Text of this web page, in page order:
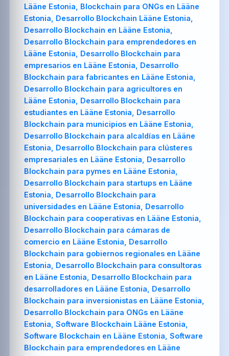
Lääne Estonia, Blockchain para ONGs en Lääne
Estonia, Desarrollo Blockchain Lääne Estonia,
Desarrollo Blockchain en Lääne Estonia,
Desarrollo Blockchain para emprendedores en
Lääne Estonia, Desarrollo Blockchain para
empresarios en Lääne Estonia, Desarrollo
Blockchain para fabricantes en Lääne Estonia,
Desarrollo Blockchain para agricultores en
Lääne Estonia, Desarrollo Blockchain para
estudiantes en Lääne Estonia, Desarrollo
Blockchain para municipios en Lääne Estonia,
Desarrollo Blockchain para alcaldías en Lääne
Estonia, Desarrollo Blockchain para clústeres
empresariales en Lääne Estonia, Desarrollo
Blockchain para pymes en Lääne Estonia,
Desarrollo Blockchain para startups en Lääne
Estonia, Desarrollo Blockchain para
universidades en Lääne Estonia, Desarrollo
Blockchain para cooperativas en Lääne Estonia,
Desarrollo Blockchain para cámaras de
comercio en Lääne Estonia, Desarrollo
Blockchain para gobiernos regionales en Lääne
Estonia, Desarrollo Blockchain para consultoras
en Lääne Estonia, Desarrollo Blockchain para
desarrolladores en Lääne Estonia, Desarrollo
Blockchain para inversionistas en Lääne Estonia,
Desarrollo Blockchain para ONGs en Lääne
Estonia, Software Blockchain Lääne Estonia,
Software Blockchain en Lääne Estonia, Software
Blockchain para emprendedores en Lääne